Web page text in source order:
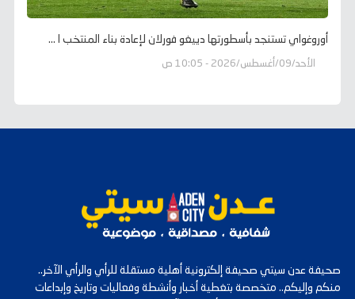
أوروغواي تستنجد بأسطورتها دييغو فورلان لإعادة بناء المنتخب ا ...
الأحد/09/أغسطس/2026 - 10:05 ص
صحيفة عدن سيتي صحيفة إلكترونية أهلية مستقلة للرأي والرأي الآخر..
منكم وإليكم.. متخصصة بتغطية أخبار وأنشطة وفعاليات وتاريخ وإبداعات